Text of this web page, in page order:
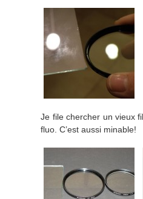
Je file chercher un vieux
fluo. C’est aussi minable!